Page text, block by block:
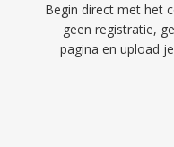
Begin direct met het
geen registratie,
pagina en upload